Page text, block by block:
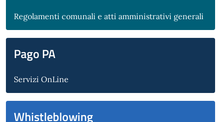
Regolamenti comunali e atti amministrativi generali
Pago PA
Servizi OnLine
Whistleblowing